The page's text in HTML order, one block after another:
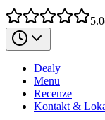
5.0
Dealy
Menu
Recenze
Kontakt &